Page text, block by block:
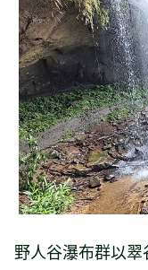
內
野人谷瀑布群以